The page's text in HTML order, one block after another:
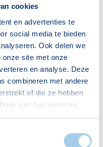
cookies
en advertenties te
social media te bieden
Ook delen we
onze site met onze
en analyse. Deze
combineren met andere
of die ze hebben
van hun services.
751
424
475